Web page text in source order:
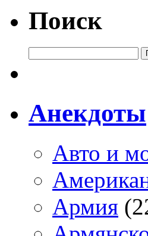
Поиск
Анекдоты
Авто и
Армия